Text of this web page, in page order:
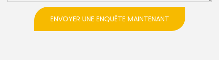
ENVOYER UNE ENQUÊTE MAINTENANT